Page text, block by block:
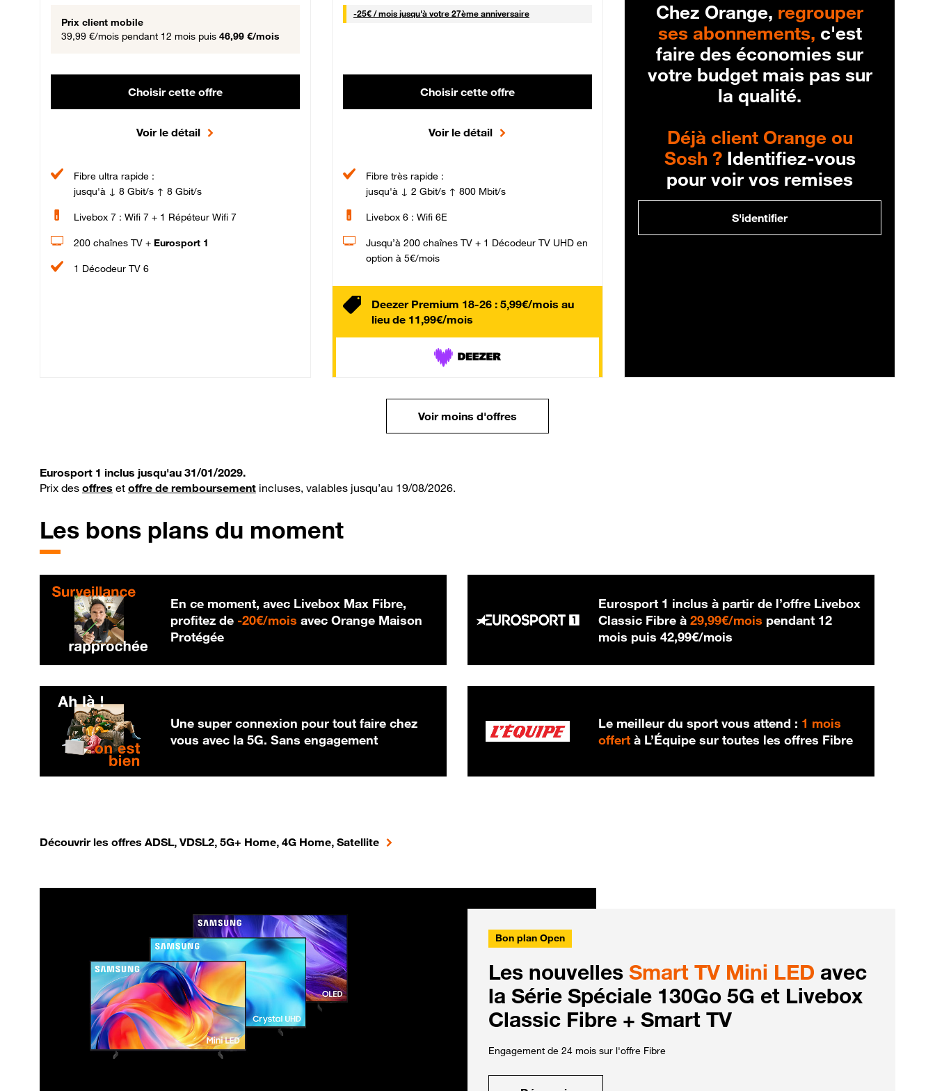
Prix client mobile
39,99 €/mois pendant 12 mois puis 46,99 €/mois
Choisir cette offre
Voir le détail
Fibre ultra rapide :
jusqu'à ↓ 8 Gbit/s ↑ 8 Gbit/s
Livebox 7 : Wifi 7 + 1 Répéteur Wifi 7
200 chaînes TV + Eurosport 1
1 Décodeur TV 6
-25€ / mois25 € par mois
jusqu'à votre 27ème anniversaire
Choisir cette offre
Voir le détail
Fibre très rapide :
jusqu'à ↓ 2 Gbit/s ↑ 800 Mbit/s
Livebox 6 : Wifi 6E
Jusqu’à 200 chaînes TV + 1 Décodeur TV UHD en
option à 5€/mois
Deezer Premium 18-26 : 5,99€/mois au
lieu de 11,99€/mois
Chez Orange, regrouper
ses abonnements, c'est
faire des économies sur
votre budget mais pas sur
la qualité.
Déjà client Orange ou
Sosh ?Identifiez-vous
pour voir vos remises
S'identifier
Voir moins d'offres
Eurosport 1 inclus jusqu'au 31/01/2029.
Prix des offres et offre de remboursement incluses, valables jusqu’au 19/08/2026.
Les bons plans du moment
En ce moment, avec Livebox Max Fibre,
profitez de -20€/mois 20 € par mois
avec Orange Maison
Protégée
Eurosport 1 inclus à partir de l’offre Livebox
Classic Fibre à29,99€/mois 29,99 € par mois
pendant 12
mois puis42,99€/mois
Une super connexion pour tout faire chez
vous avec la 5G. Sans engagement
Le meilleur du sport vous attend : 1 mois
offert à L’Équipe sur toutes les offres Fibre
Découvrir les offres ADSL, VDSL2, 5G+ Home, 4G Home, Satellite
Bon plan Open
Les nouvelles Smart TV Mini LED avec
la Série Spéciale 130Go 5G et Livebox
Classic Fibre + Smart TV
Engagement de 24 mois sur l'offre Fibre